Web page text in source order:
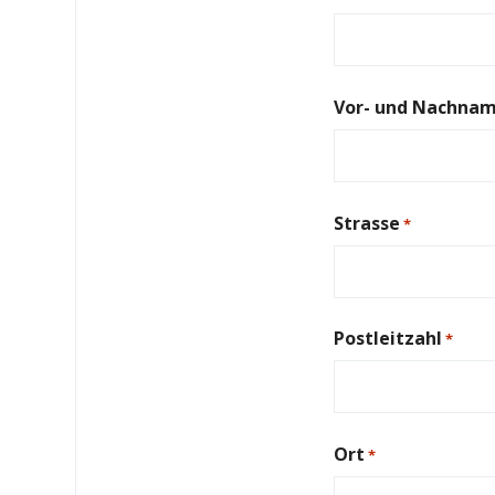
Vor- und
Strasse *
Postleitzahl *
Ort *